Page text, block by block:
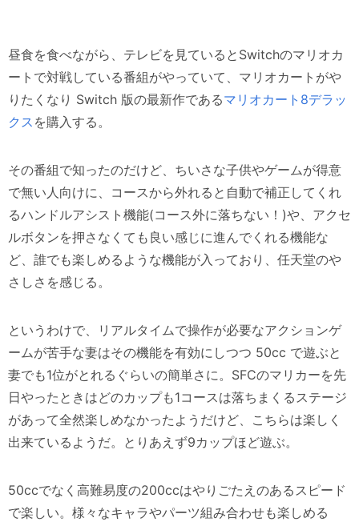
昼食を食べながら、テレビを見ているとSwitchのマリオカ
ートで対戦している番組がやっていて、マリオカートがや
りたくなり Switch 版の最新作であるマリオカート8デラッ
クス を購入する。
その番組で知ったのだけど、ちいさな子供やゲームが得意
で無い人向けに、コースから外れると自動で補正してくれ
るハンドルアシスト機能(コース外に落ちない！)や、アクセ
ルボタンを押さなくても良い感じに進んでくれる機能な
ど、誰でも楽しめるような機能が入っており、任天堂のや
さしさを感じる。
というわけで、リアルタイムで操作が必要なアクションゲ
ームが苦手な妻はその機能を有効にしつつ 50cc で遊ぶと
妻でも1位がとれるぐらいの簡単さに。SFCのマリカーを先
日やったときはどのカップも1コースは落ちまくるステージ
があって全然楽しめなかったようだけど、こちらは楽しく
出来ているようだ。とりあえず9カップほど遊ぶ。
50ccでなく高難易度の200ccはやりごたえのあるスピード
で楽しい。様々なキャラやパーツ組み合わせも楽しめる